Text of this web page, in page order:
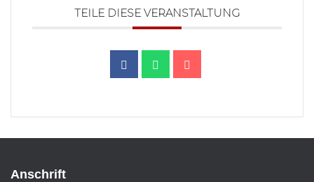
TEILE DIESE VERANSTALTUNG
Anschrift